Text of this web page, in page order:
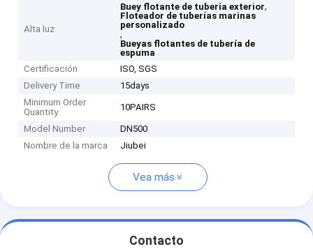
Alta luz
Buey flotante de tubería exterior,
Floteador de tuberías marinas
personalizado
,
Bueyas flotantes de tubería de
espuma
Certificación
ISO, SGS
Delivery Time
15days
Minimum Order
Quantity
10PAIRS
Model Number
DN500
Nombre de la marca
Jiubei
Vea más
Contacto